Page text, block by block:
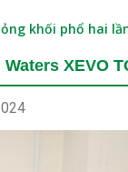
khối phổ hai
XEVO